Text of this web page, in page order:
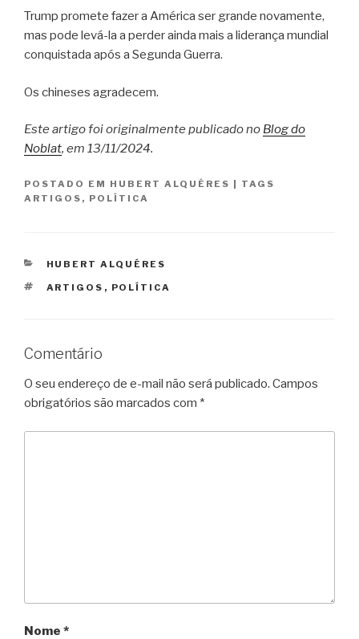
Trump promete fazer a América ser grande novamente,
mas pode levá-la a perder ainda mais a liderança mundial
conquistada após a Segunda Guerra.
Os chineses agradecem.
Este artigo foi originalmente publicado no Blog do
Noblat, em 13/11/2024.
POSTADO EM HUBERT ALQUÉRES | TAGS
ARTIGOS , POLÍTICA
CATEGORIAS
HUBERT ALQUÉRES
TAGS
ARTIGOS , POLÍTICA
Comentário
O seu endereço de e-mail não será publicado. Campos
obrigatórios são marcados com *
Nome *